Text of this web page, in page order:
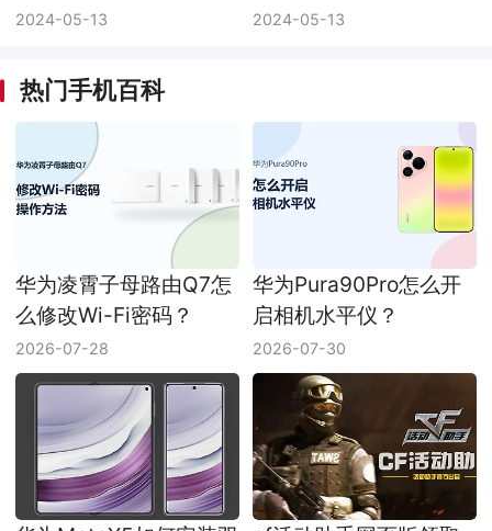
2024-05-13 2024-05-13
热门手机百科
华为凌霄子母路由Q7怎
么修改Wi-Fi密码？
2026-07-28
华为Pura90Pro怎么开
启相机水平仪？
2026-07-30